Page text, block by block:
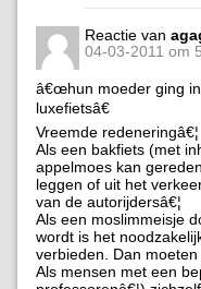
Reactie van
04-03-2011 om
â€œhun moeder ging
luxefietsâ€
Vreemde redeneringâ€¦
Als een bakfiets (met
appelmoes kan
leggen of uit het
van de autorijdersâ€¦
Als een moslimmeisje
wordt is het
verbieden. Dan
Als mensen met een